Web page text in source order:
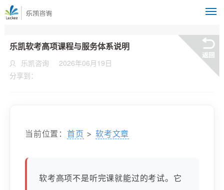
乐凯软考高项课程与服务体系说明
乐凯咨询
2026年06月19日
分享到：
当前位置： 首页 > 软考文章
软考高项不是听完课就能过的考试。它